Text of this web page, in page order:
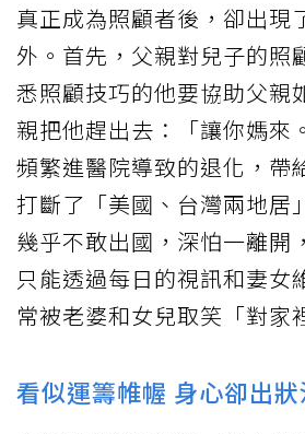
真正成為照顧者後，卻出現
外。首先，父親對兒子的照
悉照顧技巧的他要協助父親
親把他趕出去：「讓你媽來
頻繁進醫院導致的退化，帶
打斷了「美國、台灣兩地居
幾乎不敢出國，深怕一離開
只能透過每日的視訊和妻女
常被老婆和女兒取笑「對家
看似運籌帷幄 身心卻出狀